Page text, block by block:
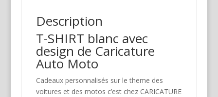
Description
T-SHIRT blanc avec
design de Caricature
Auto Moto
Cadeaux personnalisés sur le theme des
voitures et des motos c’est chez CARICATURE